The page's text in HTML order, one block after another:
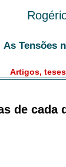
Tensões
Artigos,
de cada